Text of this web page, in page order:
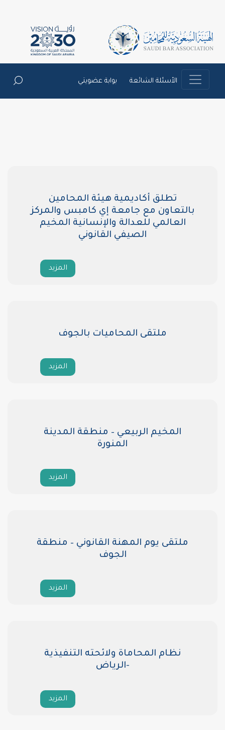
الأسئلة الشائعة بوابة عضويتي
تطلق أكاديمية هيئة المحامين
بالتعاون مع جامعة إي كامبس والمركز
العالمي للعدالة والإنسانية المخيم
الصيفي القانوني
ملتقى المحاميات بالجوف
المخيم الربيعي – منطقة المدينة
المنورة
ملتقى يوم المهنة القانوني – منطقة
الجوف
نظام المحاماة ولائحته التنفيذية
-الرياض